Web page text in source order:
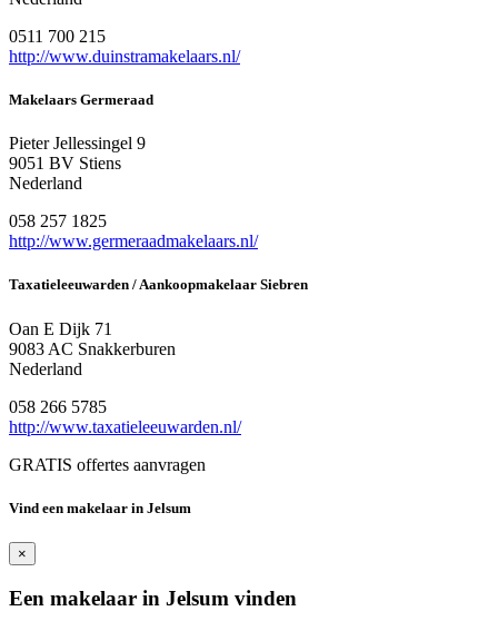
0511 700 215
http://www.duinstramakelaars.nl/
Makelaars Germeraad
Pieter Jellessingel 9
9051 BV Stiens
Nederland
058 257 1825
http://www.germeraadmakelaars.nl/
Taxatieleeuwarden / Aankoopmakelaar Siebren
Oan E Dijk 71
9083 AC Snakkerburen
Nederland
058 266 5785
http://www.taxatieleeuwarden.nl/
GRATIS offertes aanvragen
Vind een makelaar in Jelsum
×
Een makelaar in Jelsum vinden